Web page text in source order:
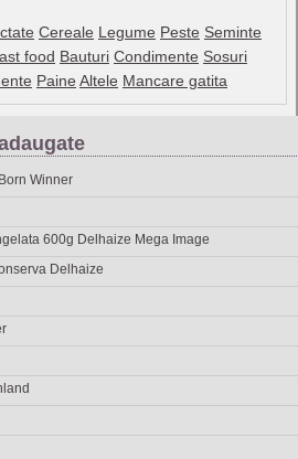
Cereale Legume Peste Seminte
food Bauturi Condimente Sosuri
Paine Altele Mancare gatita
Winner
600g Delhaize Mega Image
Delhaize